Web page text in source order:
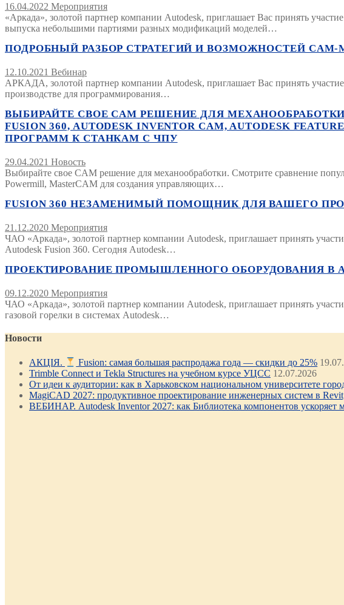
16.04.2022 Мероприятия
«Аркада», золотой партнер компании Autodesk, приглашает Вас принять
выпуска небольшими партиями разных модификаций моделей…
ПОДРОБНЫЙ РАЗБОР СТРАТЕГИЙ И ВОЗМОЖНОСТЕЙ CAM-
12.10.2021 Вебинар
АРКАДА, золотой партнер компании Autodesk, приглашает Вас принять
производстве для программирования…
ВЫБИРАЙТЕ СВОЕ CAM РЕШЕНИЕ ДЛЯ
FUSION 360, AUTODESK INVENTOR CAM, AUTODESK
ПРОГРАММ К СТАНКАМ С ЧПУ
29.04.2021 Новость
Выбирайте свое CAM решение для механообработки. Смотрите сравнение
Powermill, MasterCAM для создания управляющих…
FUSION 360 НЕЗАМЕНИМЫЙ ПОМОЩНИК ДЛЯ ВАШЕГО
21.12.2020 Мероприятия
ЧАО «Аркада», золотой партнер компании Autodesk, приглашает принять
Autodesk Fusion 360. Сегодня Autodesk…
ПРОЕКТИРОВАНИЕ ПРОМЫШЛЕННОГО ОБОРУДОВАНИЯ В
09.12.2020 Мероприятия
ЧАО «Аркада», золотой партнер компании Autodesk, приглашает принять
газовой горелки в системах Autodesk…
Новости
АКЦІЯ. Fusion: самая большая распродажа года — скидки до 25%
Trimble Connect и Tekla Structures на учебном курсе УЦСС 12.07.2026
От идеи к аудитории: как в Харьковском национальном университете
MagiCAD 2027: продуктивное проектирование инженерных систем в
ВЕБИНАР. Autodesk Inventor 2027: как Библиотека компонентов ускоряет